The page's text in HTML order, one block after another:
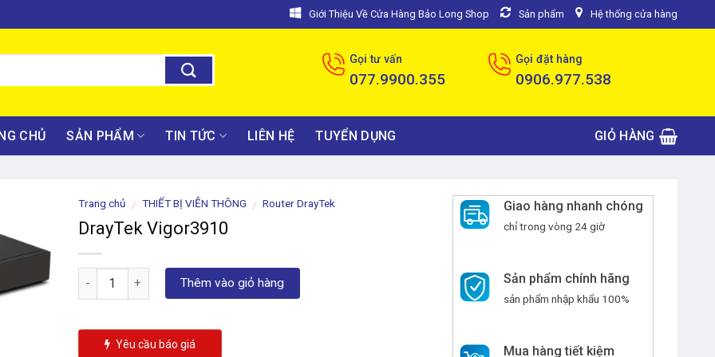
Giới Thiệu Về Cửa Hàng Bảo Long Shop Sản phẩm Hệ thống cửa hàng
Gọi tư vấn
077.9900.355
Gọi đặt hàng
0906.977.538
CHỦ SẢN PHẨM TIN TỨC LIÊN HỆ TUYỂN DỤNG GIỎ HÀNG
Trang chủ / THIẾT BỊ VIỄN THÔNG / Router DrayTek
DrayTek Vigor3910
Số lượng Thêm vào giỏ hàng
Yêu cầu báo giá
Giao hàng nhanh chóng
chỉ trong vòng 24 giờ
Sản phẩm chính hãng
sản phẩm nhập khẩu 100%
Mua hàng tiết kiệm